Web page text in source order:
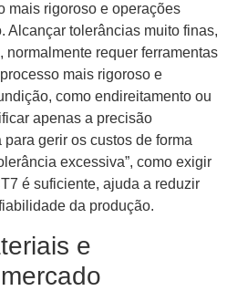
mais rigoroso e operações
Alcançar tolerâncias muito finas,
requer ferramentas
mais rigoroso e
como endireitamento ou
apenas a precisão
gerir os custos de forma
excessiva”, como exigir
é suficiente, ajuda a reduzir
da produção.
e